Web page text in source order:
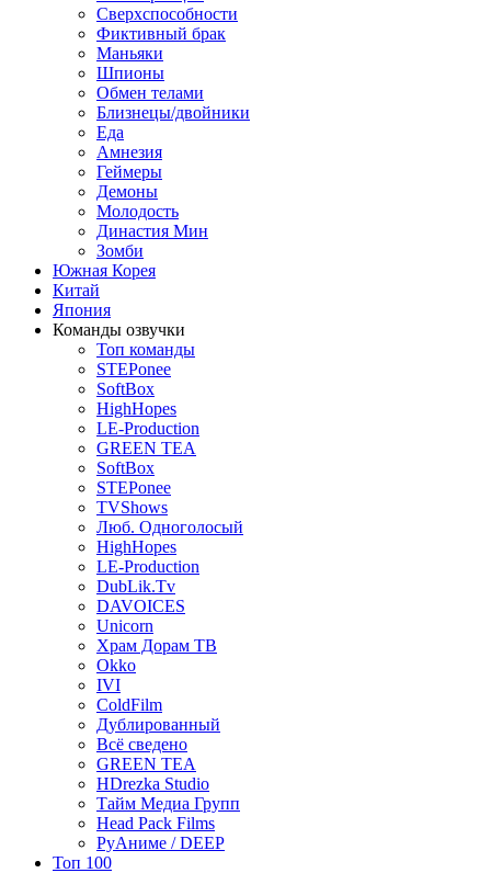
Сверхспособности
Фиктивный брак
Маньяки
Шпионы
Обмен телами
Близнецы/двойники
Еда
Амнезия
Геймеры
Демоны
Молодость
Династия Мин
Зомби
Южная Корея
Китай
Япония
Команды озвучки
Топ команды
STEPonee
SoftBox
HighHopes
LE-Production
GREEN TEA
SoftBox
STEPonee
TVShows
Люб. Одноголосый
HighHopes
LE-Production
DubLik.Tv
DAVOICES
Unicorn
Храм Дорам ТВ
Okko
IVI
ColdFilm
Дублированный
Всё сведено
GREEN TEA
HDrezka Studio
Тайм Медиа Групп
Head Pack Films
РуАниме / DEEP
Топ 100